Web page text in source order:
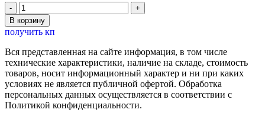
Количество
товара
Конструктор
Morphun
Junior
«ПРОектирование»,
500
деталей
В корзину
получить кп
Вся представленная на сайте информация, в том числе
технические характеристики, наличие на складе, стоимость
товаров, носит информационный характер и ни при каких
условиях не является публичной офертой. Обработка
персональных данных осуществляется в соответствии с
Политикой конфиденциальности.